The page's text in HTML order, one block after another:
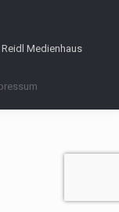
Medienhaus